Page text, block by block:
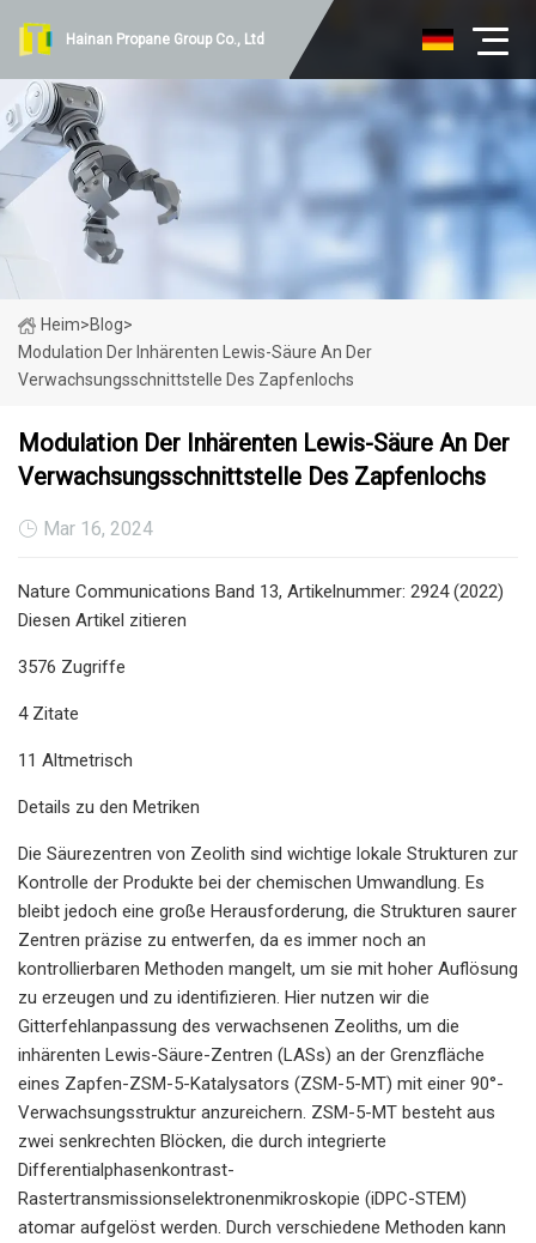
Hainan Propane Group Co., Ltd
Heim>Blog>
Modulation Der Inhärenten Lewis-Säure An Der
Verwachsungsschnittstelle Des Zapfenlochs
Modulation Der Inhärenten Lewis-Säure An Der
Verwachsungsschnittstelle Des Zapfenlochs
Mar 16, 2024
Nature Communications Band 13, Artikelnummer: 2924 (2022)
Diesen Artikel zitieren
3576 Zugriffe
4 Zitate
11 Altmetrisch
Details zu den Metriken
Die Säurezentren von Zeolith sind wichtige lokale Strukturen zur
Kontrolle der Produkte bei der chemischen Umwandlung. Es
bleibt jedoch eine große Herausforderung, die Strukturen saurer
Zentren präzise zu entwerfen, da es immer noch an
kontrollierbaren Methoden mangelt, um sie mit hoher Auflösung
zu erzeugen und zu identifizieren. Hier nutzen wir die
Gitterfehlanpassung des verwachsenen Zeoliths, um die
inhärenten Lewis-Säure-Zentren (LASs) an der Grenzfläche
eines Zapfen-ZSM-5-Katalysators (ZSM-5-MT) mit einer 90°-
Verwachsungsstruktur anzureichern. ZSM-5-MT besteht aus
zwei senkrechten Blöcken, die durch integrierte
Differentialphasenkontrast-
Rastertransmissionselektronenmikroskopie (iDPC-STEM)
atomar aufgelöst werden. Durch verschiedene Methoden kann